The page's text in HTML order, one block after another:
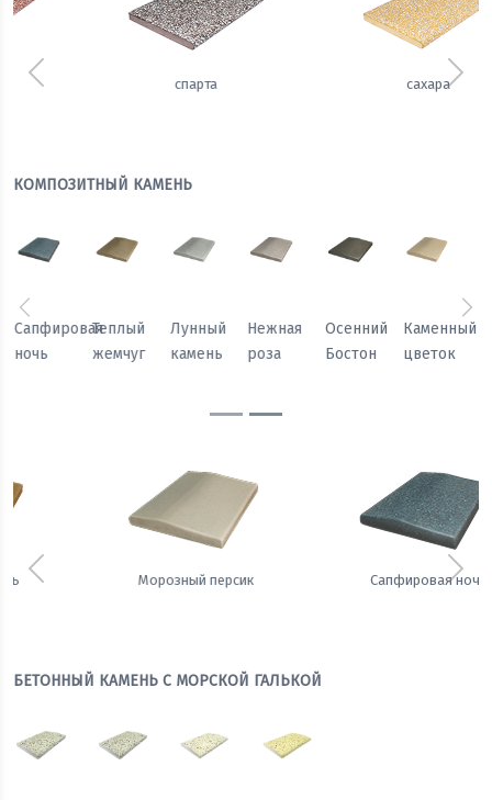
Предыдущий
КОМПОЗИТНЫЙ КАМЕНЬ
Осенний
Бостон
Каменный
цветок
Песчаный
камень
Морозный
персик
Сапфировая
ночь
Теплый
жемчуг
Предыдущий
Сапфировая ночь Теплый жемчуг
Предыдущий
БЕТОННЫЙ КАМЕНЬ С МОРСКОЙ ГАЛЬКОЙ